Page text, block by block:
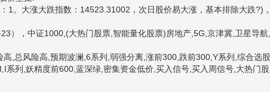
。大涨大跌指数：14523.31002，次日股价易大涨，基本排除大跌?)，
），中证1000,(大热门股票,智能量化股票)房地产,5G,京津冀,卫星导航
,总风险高,预期波澜,6系列,弱强分离,涨前300,跌前300,Y系列,综合选
列,妖精度前600,蓝深绿,密集资金低价,买入信号,买入周信号,大热门股